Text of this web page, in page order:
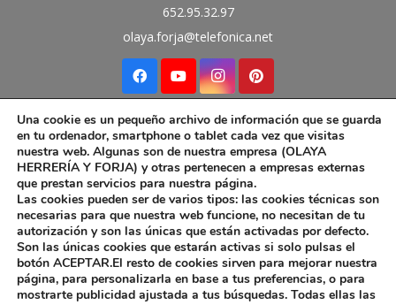
652.95.32.97
olaya.forja@telefonica.net
Aviso Legal
Política de Cookies
Diseño web por Pinkstone™
Una cookie es un pequeño archivo de información que se guarda
en tu ordenador, smartphone o tablet cada vez que visitas
nuestra web. Algunas son de nuestra empresa (OLAYA
HERRERÍA Y FORJA) y otras pertenecen a empresas externas
que prestan servicios para nuestra página.
Las cookies pueden ser de varios tipos: las cookies técnicas son
necesarias para que nuestra web funcione, no necesitan de tu
autorización y son las únicas que están activadas por defecto.
Son las únicas cookies que estarán activas si solo pulsas el
botón ACEPTAR.El resto de cookies sirven para mejorar nuestra
página, para personalizarla en base a tus preferencias, o para
mostrarte publicidad ajustada a tus búsquedas. Todas ellas las